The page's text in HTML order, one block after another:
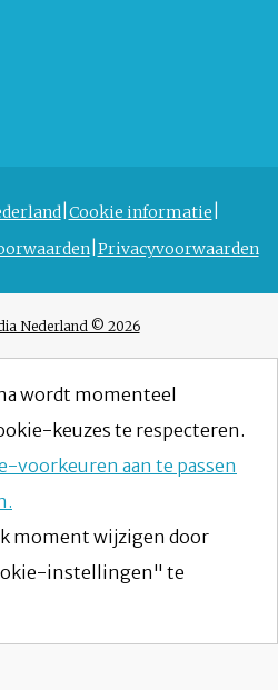
Cookie informatie
Privacyvoorwaarden
Nederland © 2026
wordt momenteel
keuzes te respecteren.
voorkeuren aan te passen
moment wijzigen door
instellingen" te